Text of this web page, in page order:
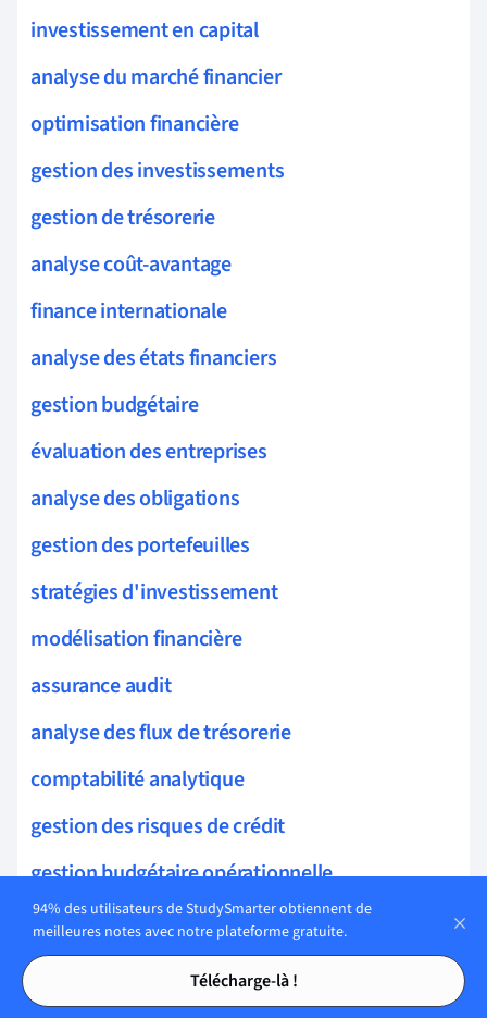
Tables des matières
Tables des matières
investissement en capital
analyse du marché financier
optimisation financière
gestion des investissements
gestion de trésorerie
analyse coût-avantage
finance internationale
analyse des états financiers
gestion budgétaire
évaluation des entreprises
analyse des obligations
gestion des portefeuilles
stratégies d'investissement
modélisation financière
assurance audit
analyse des flux de trésorerie
comptabilité analytique
gestion des risques de crédit
gestion budgétaire opérationnelle
gestion des liquidités
diagnostic financier
94% des utilisateurs de StudySmarter obtiennent de
meilleures notes avec notre plateforme gratuite.
Télécharge-là !